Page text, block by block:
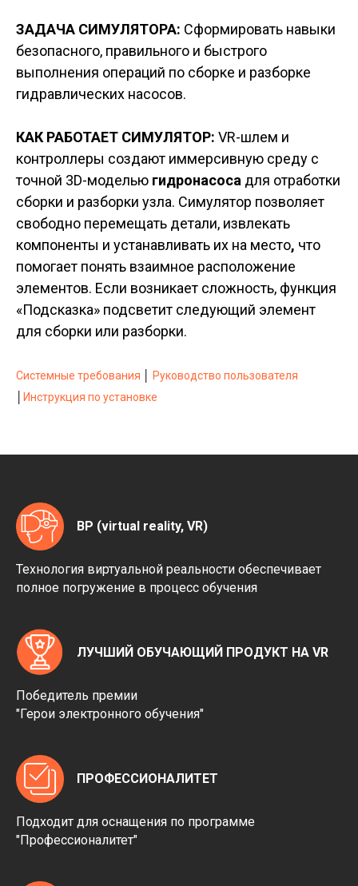
ЗАДАЧА СИМУЛЯТОРА: Сформировать навыки
безопасного, правильного и быстрого
выполнения операций по сборке и разборке
гидравлических насосов.
КАК РАБОТАЕТ СИМУЛЯТОР: VR-шлем и
контроллеры создают иммерсивную среду с
точной 3D-моделью гидронасоса для отработки
сборки и разборки узла. Симулятор позволяет
свободно перемещать детали, извлекать
компоненты и устанавливать их на место, что
помогает понять взаимное расположение
элементов. Если возникает сложность, функция
«Подсказка» подсветит следующий элемент
для сборки или разборки.
Системные требования
Руководство пользователя
Инструкция по установке
ВР (virtual reality, VR)
Технология виртуальной реальности обеспечивает
полное погружение в процесс обучения
ЛУЧШИЙ ОБУЧАЮЩИЙ ПРОДУКТ НА VR
Победитель премии
"Герои электронного обучения"
ПРОФЕССИОНАЛИТЕТ
Подходит для оснащения по программе
"Профессионалитет"